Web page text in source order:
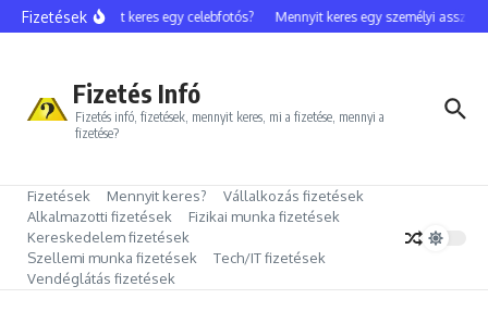
Ugrás a tartalomhoz
FizetésekMennyit keres egy celebfotós? Mennyit keres egy személyi
Fizetés Infó
Fizetés infó, fizetések, mennyit keres, mi a fizetése, mennyi a
fizetése?
Fizetések Mennyit keres?
Vállalkozás fizetések
Alkalmazotti fizetések
Fizikai munka fizetések
Kereskedelem fizetések
Szellemi munka fizetések
Tech/IT fizetések
Vendéglátás fizetések